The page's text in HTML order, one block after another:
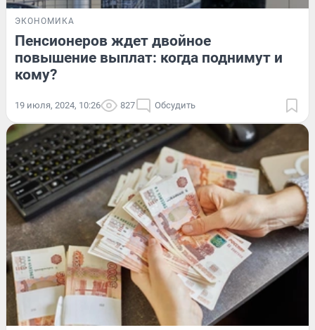
ЭКОНОМИКА
Пенсионеров ждет двойное
повышение выплат: когда поднимут и
кому?
19 июля, 2024, 10:26 827 Обсудить